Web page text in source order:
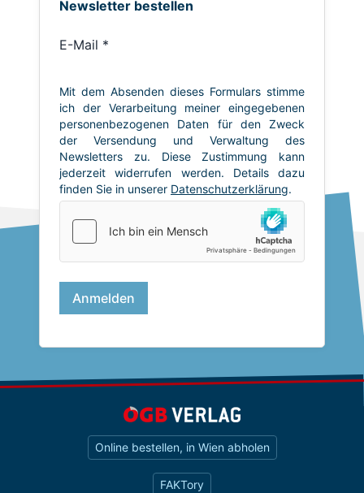
Online bestellen, in Wien abholen
FAKTory